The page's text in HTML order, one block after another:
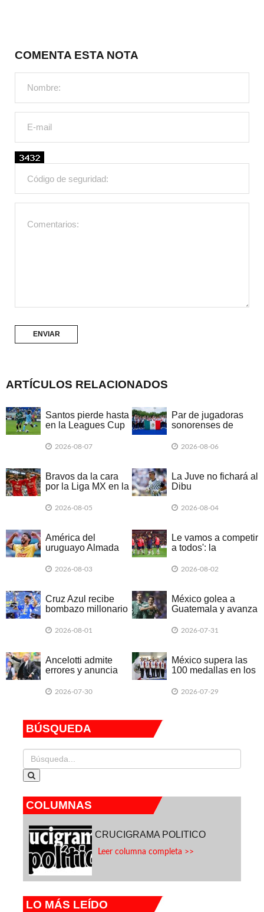
COMENTA ESTA NOTA
ARTÍCULOS RELACIONADOS
Santos pierde hasta
en la Leagues Cup
2026-08-07
Par de jugadoras
sonorenses de
plata con México en
2026-08-06
Bravos da la cara
por la Liga MX en la
2026-08-05
La Juve no fichará al
Dibu
2026-08-04
América del
uruguayo Almada
Laguna
2026-08-03
Le vamos a competir
a todos': la
Miguel Herrera tras
2026-08-02
Cruz Azul recibe
bombazo millonario
2026-08-01
México golea a
Guatemala y avanza
los cuartos de final
2026-07-31
Ancelotti admite
errores y anuncia
nuevas figuras
2026-07-30
México supera las
100 medallas en los
Centroamericanos y
2026-07-29
BÚSQUEDA
COLUMNAS
CRUCIGRAMA POLITICO
Leer columna completa >>
LO MÁS LEÍDO